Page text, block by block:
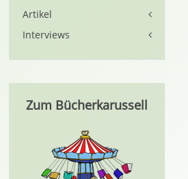
Artikel
Interviews
Zum Bücherkarussell